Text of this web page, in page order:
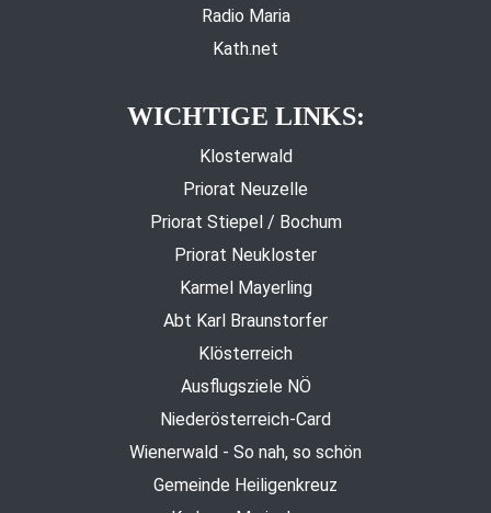
Radio Maria
Kath.net
WICHTIGE LINKS:
Klosterwald
Priorat Neuzelle
Priorat Stiepel / Bochum
Priorat Neukloster
Karmel Mayerling
Abt Karl Braunstorfer
Klösterreich
Ausflugsziele NÖ
Niederösterreich-Card
Wienerwald - So nah, so schön
Gemeinde Heiligenkreuz